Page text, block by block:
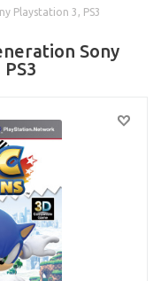
Playstation 3, PS3
Sony